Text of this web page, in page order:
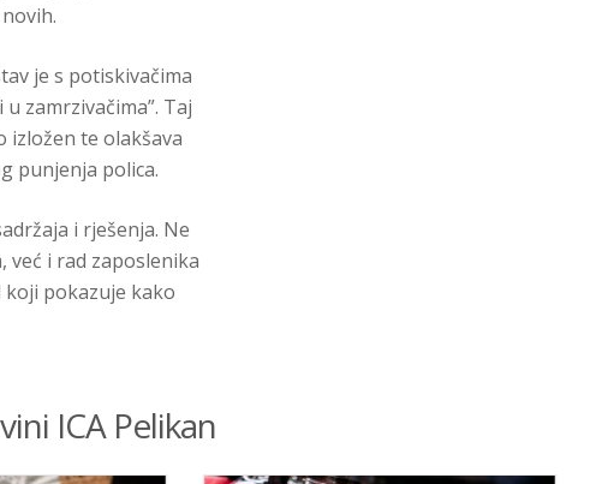
je s potiskivačima
zamrzivačima”. Taj
izložen te olakšava
punjenja polica.
i rješenja. Ne
i rad zaposlenika
pokazuje kako
ICA Pelikan